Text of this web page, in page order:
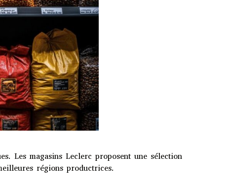
Les magasins Leclerc proposent une sélection
régions productrices.